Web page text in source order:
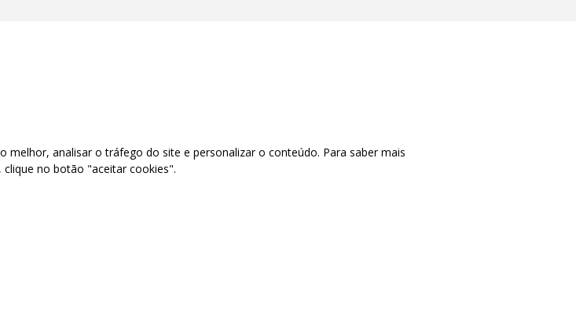
– SC
melhor, analisar o tráfego do site e personalizar o conteúdo. Para saber mais
clique no botão "aceitar cookies".